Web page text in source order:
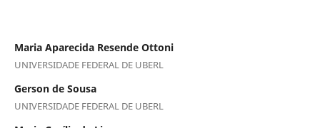
Maria Aparecida Resende Ottoni
UNIVERSIDADE FEDERAL DE UBERL
Gerson de Sousa
UNIVERSIDADE FEDERAL DE UBERL